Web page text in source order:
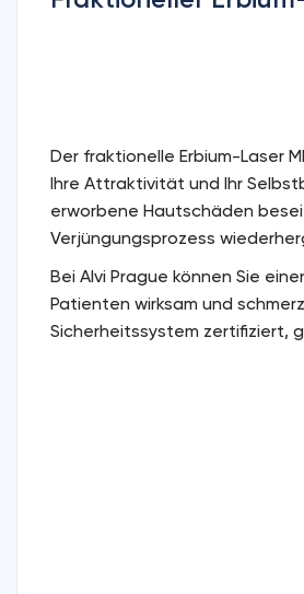
Der fraktionelle Erbium-Laser
Ihre Attraktivität und Ihr
erworbene Hautschäden
Verjüngungsprozess
Bei Alvi Prague können Sie
Patienten wirksam und
Sicherheitssystem zertifiziert,